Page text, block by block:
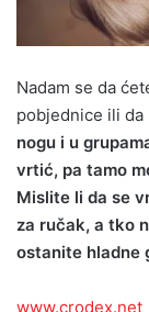
Nadam se da
pobjednice ili da
nogu i u
vrtić, pa tamo
Mislite li da se
za ručak, a tko
ostanite hladne
www.crodex.net